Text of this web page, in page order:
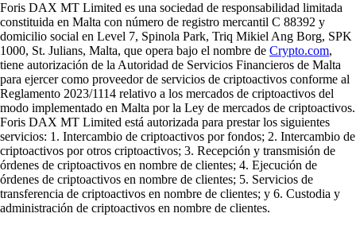
Foris DAX MT Limited es una sociedad de responsabilidad limitada
constituida en Malta con número de registro mercantil C 88392 y
domicilio social en Level 7, Spinola Park, Triq Mikiel Ang Borg, SPK
1000, St. Julians, Malta, que opera bajo el nombre de Crypto.com,
tiene autorización de la Autoridad de Servicios Financieros de Malta
para ejercer como proveedor de servicios de criptoactivos conforme al
Reglamento 2023/1114 relativo a los mercados de criptoactivos del
modo implementado en Malta por la Ley de mercados de criptoactivos.
Foris DAX MT Limited está autorizada para prestar los siguientes
servicios: 1. Intercambio de criptoactivos por fondos; 2. Intercambio de
criptoactivos por otros criptoactivos; 3. Recepción y transmisión de
órdenes de criptoactivos en nombre de clientes; 4. Ejecución de
órdenes de criptoactivos en nombre de clientes; 5. Servicios de
transferencia de criptoactivos en nombre de clientes; y 6. Custodia y
administración de criptoactivos en nombre de clientes.